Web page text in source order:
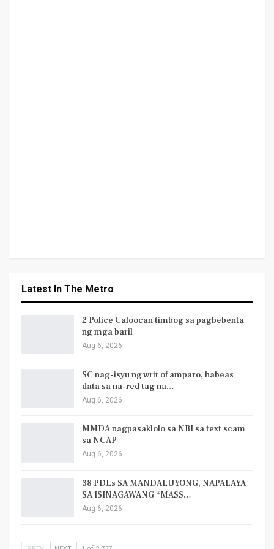
Latest In The Metro
2 Police Caloocan timbog sa pagbebenta
ng mga baril
Aug 6, 2026
SC nag-isyu ng writ of amparo, habeas
data sa na-red tag na…
Aug 6, 2026
MMDA nagpasaklolo sa NBI sa text scam
sa NCAP
Aug 6, 2026
38 PDLs SA MANDALUYONG, NAPALAYA
SA ISINAGAWANG “MASS…
Aug 6, 2026